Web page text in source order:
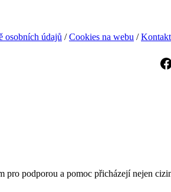
osobních údajů /Cookies na webu /Kontakt
pro podporou a pomoc přicházejí nejen